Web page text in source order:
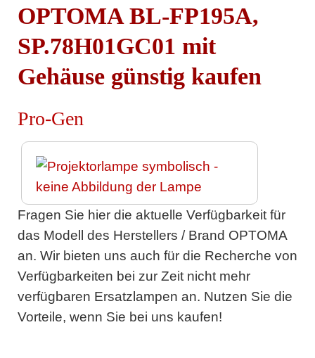
OPTOMA BL-FP195A,
SP.78H01GC01 mit
Gehäuse günstig kaufen
Pro-Gen
Fragen Sie hier die aktuelle Verfügbarkeit für
das Modell des Herstellers / Brand OPTOMA
an. Wir bieten uns auch für die Recherche von
Verfügbarkeiten bei zur Zeit nicht mehr
verfügbaren Ersatzlampen an. Nutzen Sie die
Vorteile, wenn Sie bei uns kaufen!